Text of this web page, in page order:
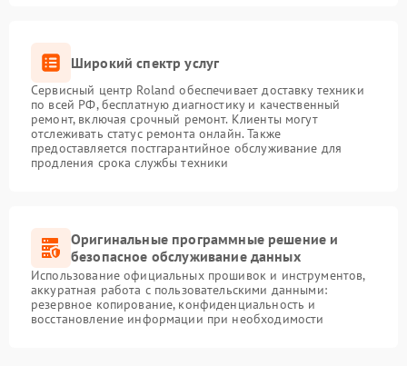
Широкий спектр услуг
Сервисный центр Roland обеспечивает доставку техники
по всей РФ, бесплатную диагностику и качественный
ремонт, включая срочный ремонт. Клиенты могут
отслеживать статус ремонта онлайн. Также
предоставляется постгарантийное обслуживание для
продления срока службы техники
Оригинальные программные решение и
безопасное обслуживание данных
Использование официальных прошивок и инструментов,
аккуратная работа с пользовательскими данными:
резервное копирование, конфиденциальность и
восстановление информации при необходимости